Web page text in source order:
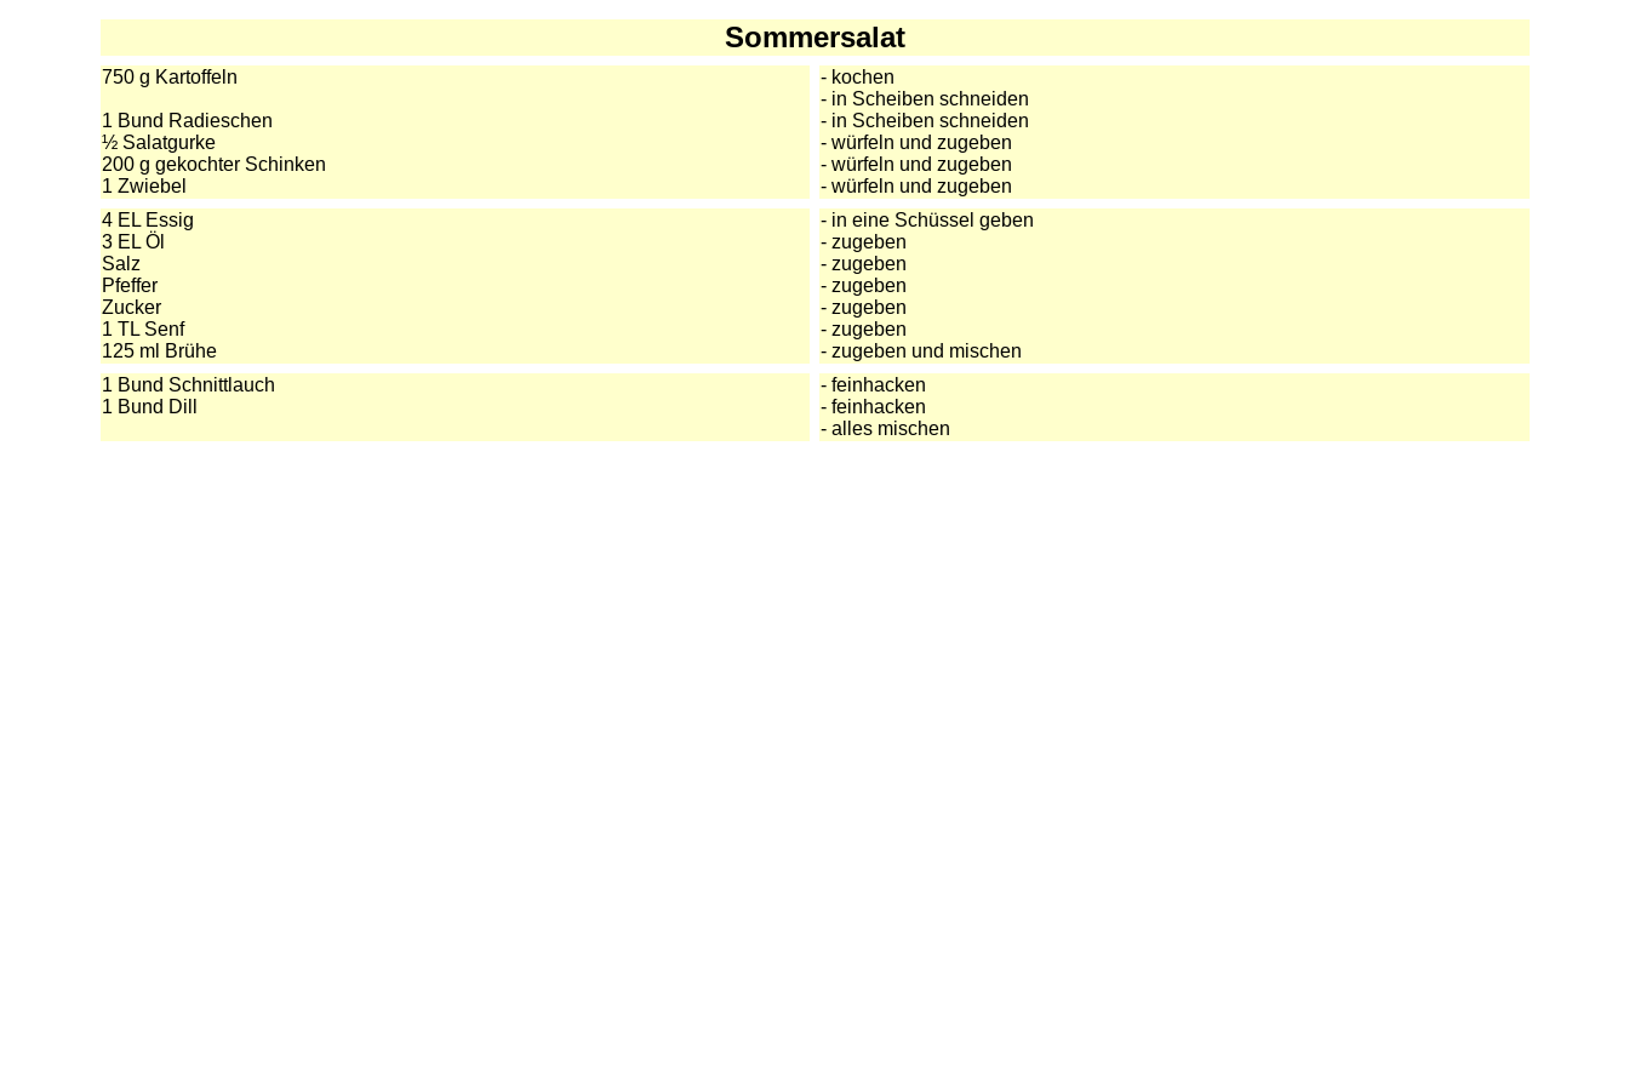
Sommersalat
750 g Kartoffeln
1 Bund Radieschen
½ Salatgurke
200 g gekochter Schinken
1 Zwiebel
- kochen
- in Scheiben schneiden
- in Scheiben schneiden
- würfeln und zugeben
- würfeln und zugeben
- würfeln und zugeben
4 EL Essig
3 EL Öl
Salz
Pfeffer
Zucker
1 TL Senf
125 ml Brühe
- in eine Schüssel geben
- zugeben
- zugeben
- zugeben
- zugeben
- zugeben
- zugeben und mischen
1 Bund Schnittlauch
1 Bund Dill
- feinhacken
- feinhacken
- alles mischen